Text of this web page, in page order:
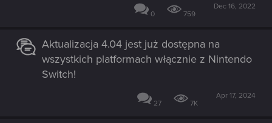
0 759
Dec 16, 2022
Aktualizacja 4.04 jest już dostępna na
wszystkich platformach włącznie z Nintendo
Switch!
27 7K
Apr 17, 2024